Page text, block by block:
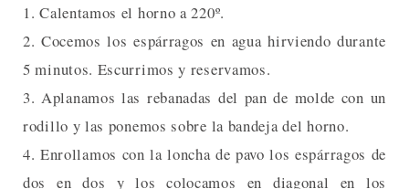
1. Calentamos el horno a 220º.
2. Cocemos los espárragos en agua hirviendo durante
5 minutos. Escurrimos y reservamos.
3. Aplanamos las rebanadas del pan de molde con un
rodillo y las ponemos sobre la bandeja del horno.
4. Enrollamos con la loncha de pavo los espárragos de
dos en dos y los colocamos en diagonal en los